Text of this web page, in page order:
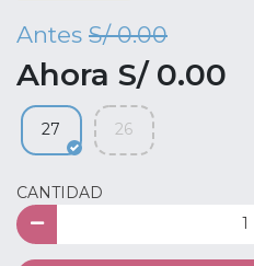
Antes S/ 0.00
Ahora S/ 0.00
27 26
CANTIDAD